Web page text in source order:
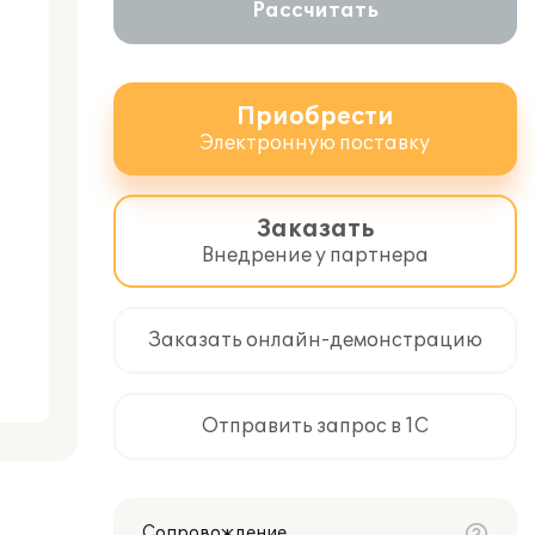
Рассчитать
Приобрести
Электронную поставку
Заказать
Внедрение у партнера
Заказать онлайн-демонстрацию
Отправить запрос в 1С